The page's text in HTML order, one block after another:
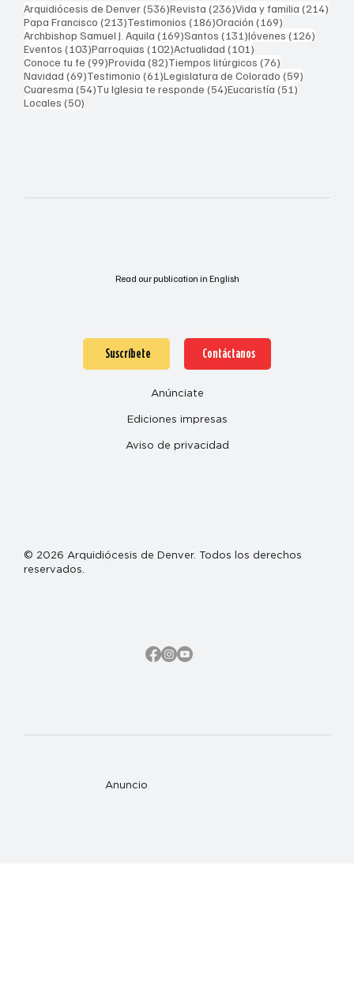
Arquidiócesis de Denver(536)536 entradas
Revista (236)236 entradas
Vida y familia (214)
Papa Francisco (213)213 entradas
Testimonios (186)186 entradas
Oración (169)
Archbishop Samuel J. Aquila (169)169 entradas
Santos (131)131 entradas
Jóvenes (126)
Eventos (103)103 entradas
Parroquias (102)102 entradas
Actualidad (101)
Conoce tu fe (99)99 entradas
Provida (82)82 entradas
Tiempos litúrgicos (76)
Navidad (69)69 entradas
Testimonio (61)61 entradas
Legislatura de Colorado (59)
Cuaresma (54)54 entradas
Tu Iglesia te responde (54)54 entradas
Eucaristía (51)
Locales (50)
Read our publication in English
Anuncio
Suscríbete Contáctanos
Anúnciate
Ediciones impresas
Aviso de privacidad
© 2026 Arquidiócesis de Denver. Todos los derechos
reservados.